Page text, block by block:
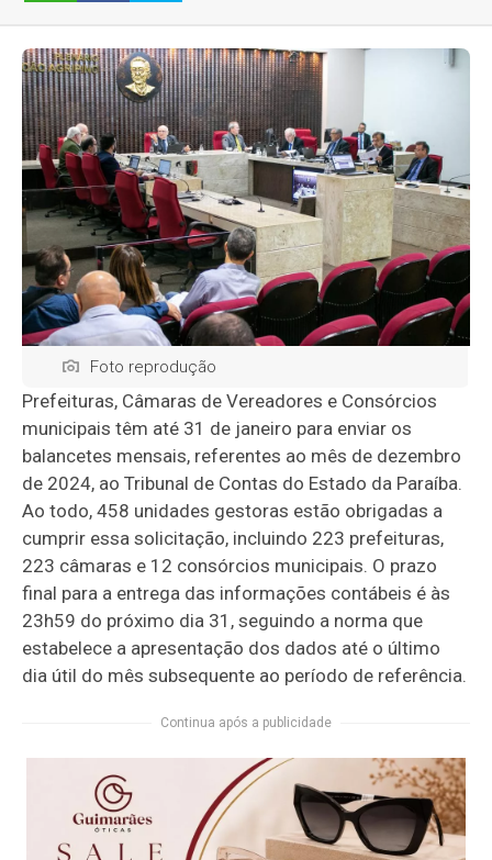
Foto reprodução
Prefeituras, Câmaras de Vereadores e Consórcios
municipais têm até 31 de janeiro para enviar os
balancetes mensais, referentes ao mês de dezembro
de 2024, ao Tribunal de Contas do Estado da Paraíba.
Ao todo, 458 unidades gestoras estão obrigadas a
cumprir essa solicitação, incluindo 223 prefeituras,
223 câmaras e 12 consórcios municipais. O prazo
final para a entrega das informações contábeis é às
23h59 do próximo dia 31, seguindo a norma que
estabelece a apresentação dos dados até o último
dia útil do mês subsequente ao período de referência.
Continua após a publicidade